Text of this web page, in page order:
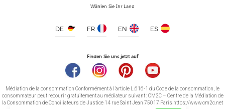
Wählen Sie Ihr Land
DE FR EN ES
Finden Sie uns jetzt auf
Médiation de la consommation Conformément à l’article L.616-1 du Code de la consommation, le
consommateur peut recourir gratuitement au médiateur suivant : CM2C – Centre de la Médiation de
la Consommation de Conciliateurs de Justice 14 rue Saint Jean 75017 Paris https://www.cm2c.net